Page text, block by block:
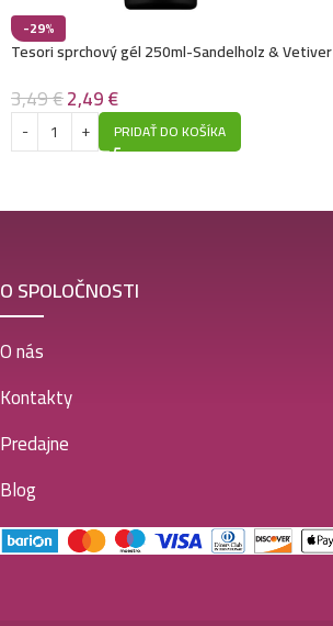
-29%
Tesori sprchový gél 250ml-Sandelholz & Vetiver
3,49€2,49€
PRIDAŤ DO KOŠÍKA
O SPOLOČNOSTI
O nás
Kontakty
Predajne
Blog